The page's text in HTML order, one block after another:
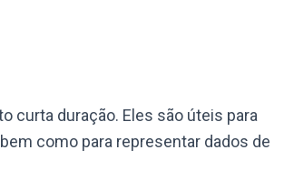
curta duração. Eles são úteis para
como para representar dados de